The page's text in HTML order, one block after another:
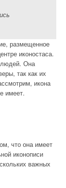
размещенное
иконостаса.
людей. Она
так как их
икона
имеет.
что она имеет
иконописи
важных